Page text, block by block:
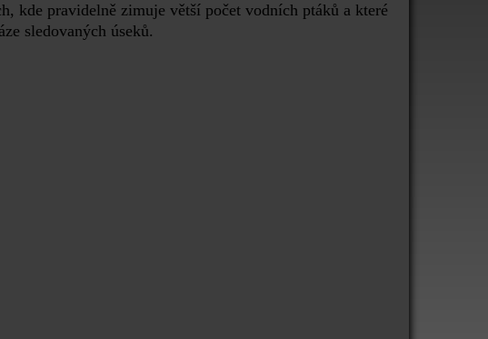
kde pravidelně zimuje větší počet vodních ptáků a které
sledovaných úseků.